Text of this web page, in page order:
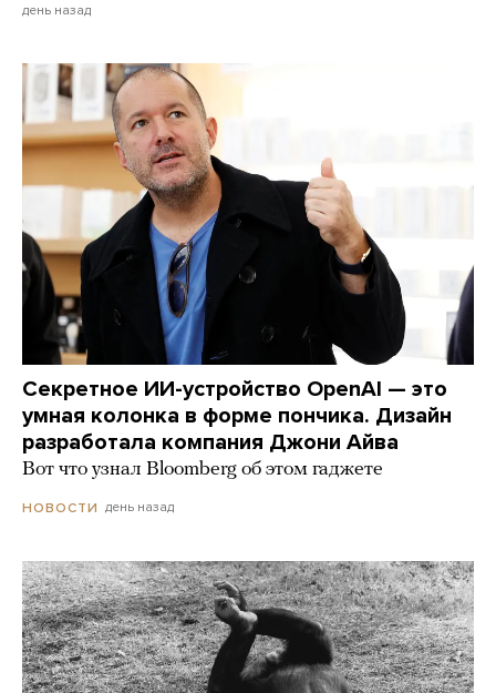
день назад
Секретное ИИ-устройство OpenAI — это
умная колонка в форме пончика. Дизайн
разработала компания Джони Айва
Вот что узнал Bloomberg об этом гаджете
НОВОСТИ день назад